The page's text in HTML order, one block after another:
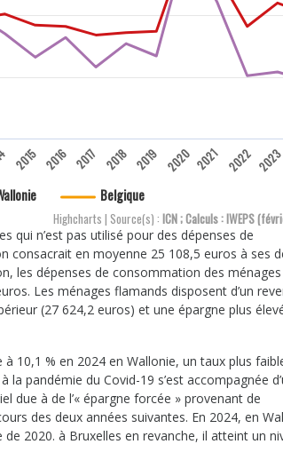
Belgique
Highcharts | Source(s) : ICN ; Calculs : IWEPS
2015 2016 2017 2018 2019 2020 2021 2022
qui n’est pas utilisé pour des dépenses de
consacrait en moyenne 25 108,5 euros à ses
les dépenses de consommation des ménages
Les ménages flamands disposent d’un
(27 624,2 euros) et une épargne plus
10,1 % en 2024 en Wallonie, un taux plus
la pandémie du Covid-19 s’est accompagnée
due à de l’« épargne forcée » provenant de
des deux années suivantes. En 2024, en
2020. à Bruxelles en revanche, il atteint un